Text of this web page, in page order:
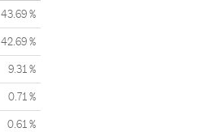
43.69 %
42.69 %
9.31 %
0.71 %
0.61 %